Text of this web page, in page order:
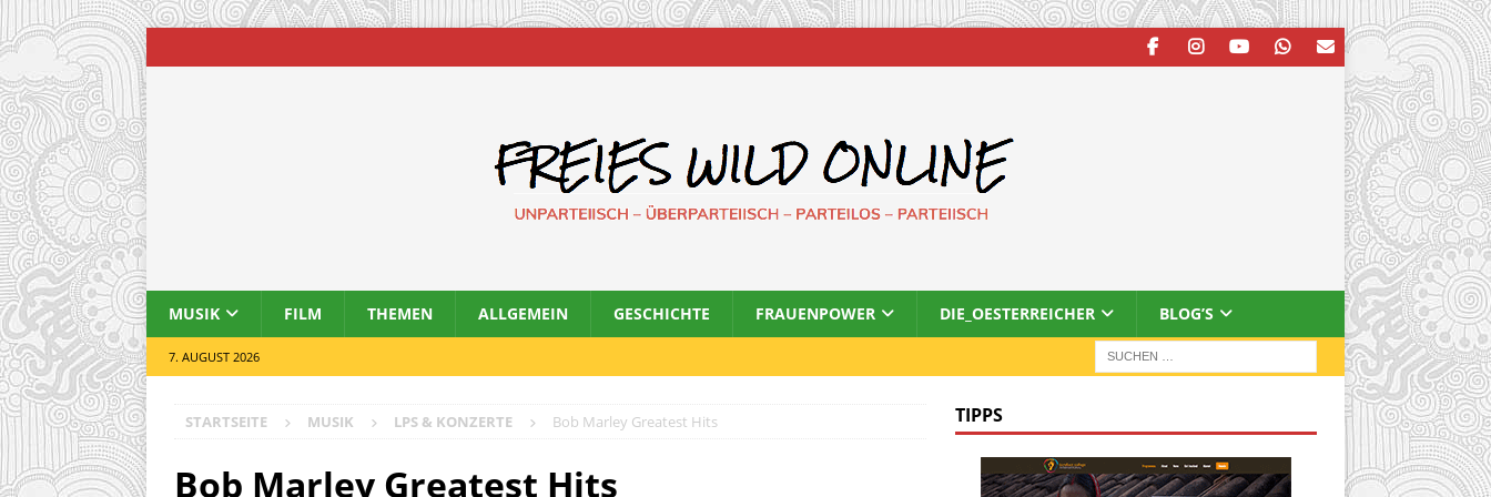
MUSIK FILM THEMEN ALLGEMEIN GESCHICHTE FRAUENPOWER DIE_OESTERREICHER BLOG’S
7. AUGUST 2026
STARTSEITE MUSIK LPS & KONZERTE Bob Marley Greatest Hits
Bob Marley Greatest Hits
TIPPS